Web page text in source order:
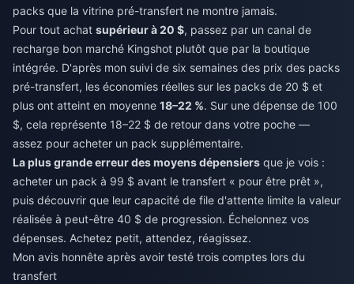
packs que la vitrine pré-transfert ne montre jamais.
Pour tout achat supérieur à 20 $, passez par un canal de
recharge bon marché Kingshot plutôt que par la boutique
intégrée. D'après mon suivi de six semaines des prix des packs
pré-transfert, les économies réelles sur les packs de 20 $ et
plus ont atteint en moyenne 18–22 %. Sur une dépense de 100
$, cela représente 18–22 $ de retour dans votre poche —
assez pour acheter un pack supplémentaire.
La plus grande erreur des moyens dépensiers que je vois :
acheter un pack à 99 $ avant le transfert « pour être prêt »,
puis découvrir que leur capacité de file d'attente limite la valeur
réalisée à peut-être 40 $ de progression. Échelonnez vos
dépenses. Achetez petit, attendez, réagissez.
Mon avis honnête après avoir testé trois comptes lors du
transfert